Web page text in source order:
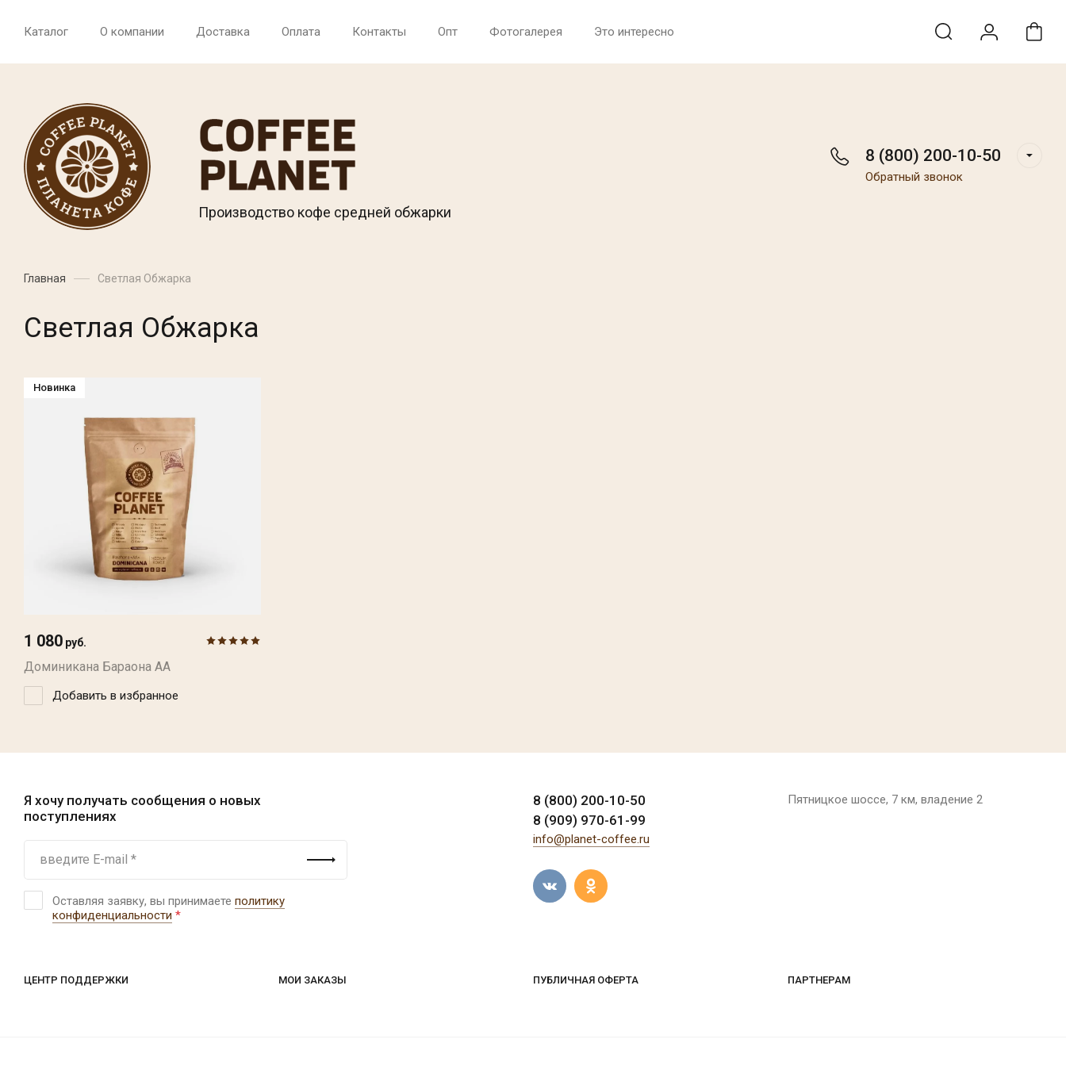
Каталог О компании Доставка Оплата Контакты Опт Фотогалерея Это интересно
Производство кофе средней обжарки
8 (800) 200-10-50
Обратный звонок
Главная Светлая Обжарка
Светлая Обжарка
Новинка
Доминикана Бараона АА
1 080 руб.
Добавить в избранное
Я хочу получать сообщения о новых
поступлениях
Оставляя заявку, вы принимаете политику
конфиденциальности *
8 (800) 200-10-50
8 (909) 970-61-99
info@planet-coffee.ru
Пятницкое шоссе, 7 км, владение 2
ЦЕНТР ПОДДЕРЖКИ МОИ ЗАКАЗЫ ПУБЛИЧНАЯ ОФЕРТА ПАРТНЕРАМ